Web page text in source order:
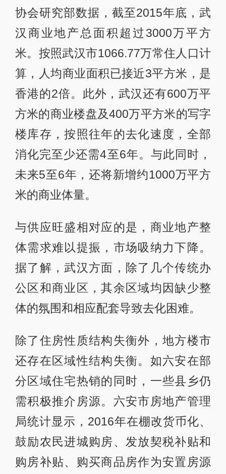
协会研究部数据，截至2015年底，武
汉商业地产总面积超过3000万平方
米。按照武汉市1066.77万常住人口计
算，人均商业面积已接近3平方米，是
香港的2倍。此外，武汉还有600万平
方米的商业楼盘及400万平方米的写字
楼库存，按照往年的去化速度，全部
消化完至少还需4至6年。与此同时，
未来5至6年，还将新增约1000万平方
米的商业体量。
与供应旺盛相对应的是，商业地产整
体需求难以提振，市场吸纳力下降。
据了解，武汉方面，除了几个传统办
公区和商业区，其余区域均因缺少整
体的氛围和相应配套导致去化困难。
除了住房性质结构失衡外，地方楼市
还存在区域性结构失衡。如六安在部
分区域住宅热销的同时，一些县乡仍
需积极推介房源。六安市房地产管理
局统计显示，2016年在棚改货币化、
鼓励农民进城购房、发放契税补贴和
购房补贴、购买商品房作为安置房源